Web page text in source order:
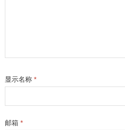
显示名称 *
邮箱 *